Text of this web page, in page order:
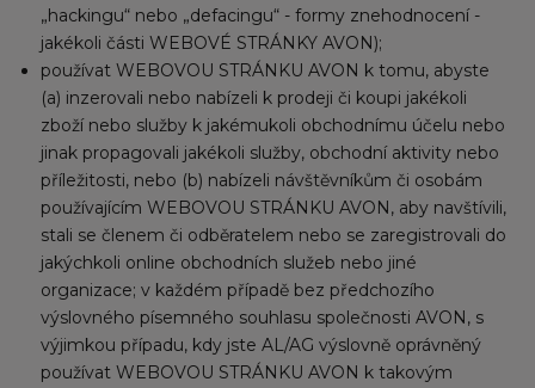
„hackingu“ nebo „defacingu“ - formy znehodnocení -
jakékoli části WEBOVÉ STRÁNKY AVON);
používat WEBOVOU STRÁNKU AVON k tomu, abyste
(a) inzerovali nebo nabízeli k prodeji či koupi jakékoli
zboží nebo služby k jakémukoli obchodnímu účelu nebo
jinak propagovali jakékoli služby, obchodní aktivity nebo
příležitosti, nebo (b) nabízeli návštěvníkům či osobám
používajícím WEBOVOU STRÁNKU AVON, aby navštívili,
stali se členem či odběratelem nebo se zaregistrovali do
jakýchkoli online obchodních služeb nebo jiné
organizace; v každém případě bez předchozího
výslovného písemného souhlasu společnosti AVON, s
výjimkou případu, kdy jste AL/AG výslovně oprávněný
používat WEBOVOU STRÁNKU AVON k takovým